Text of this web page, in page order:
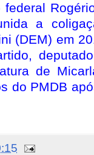
a
(DEM) em
de
do PMDB